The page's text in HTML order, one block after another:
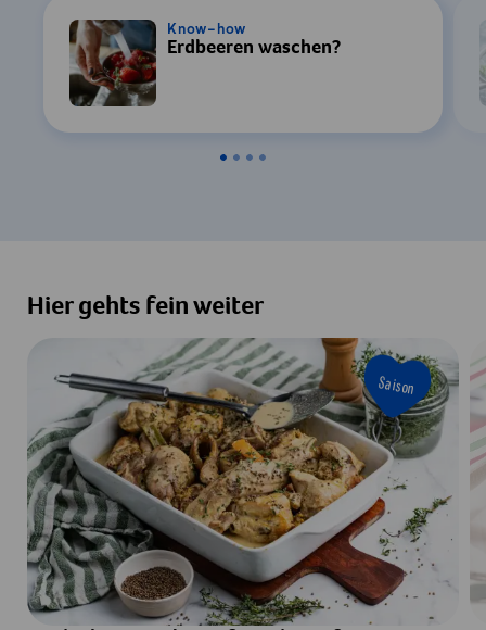
Know-how
Erdbeeren waschen?
Hier gehts fein weiter
Saison